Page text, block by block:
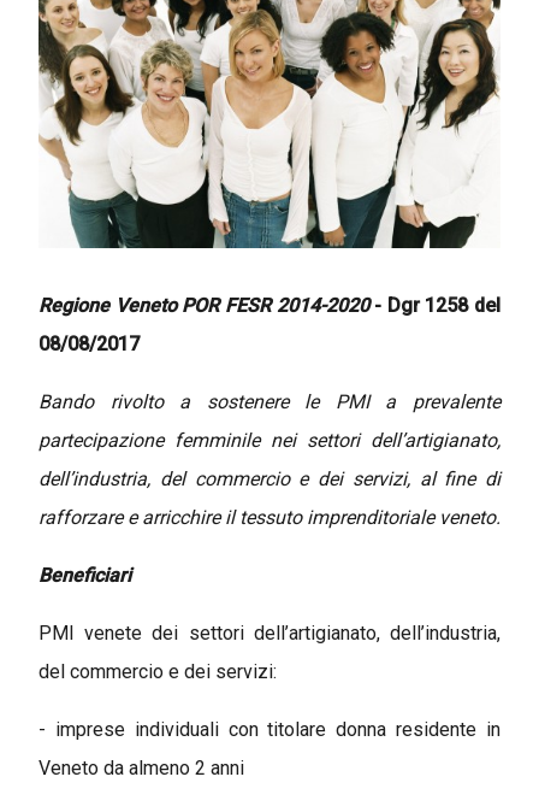
Regione Veneto POR FESR 2014-2020- Dgr 1258 del
08/08/2017
Bando rivolto a sostenere le PMI a prevalente
partecipazione femminile nei settori dell’artigianato,
dell’industria, del commercio e dei servizi, al fine di
rafforzare e arricchire il tessuto imprenditoriale veneto.
Beneficiari
PMI venete dei settori dell’artigianato, dell’industria,
del commercio e dei servizi:
- imprese individuali con titolare donna residente in
Veneto da almeno 2 anni